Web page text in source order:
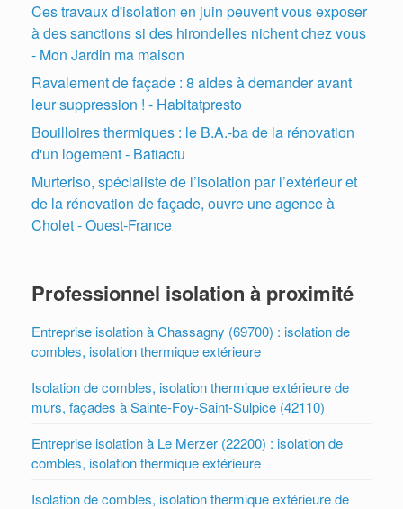
Ces travaux d'isolation en juin peuvent vous exposer
à des sanctions si des hirondelles nichent chez vous
- Mon Jardin ma maison
Ravalement de façade : 8 aides à demander avant
leur suppression ! - Habitatpresto
Bouilloires thermiques : le B.A.-ba de la rénovation
d'un logement - Batiactu
Murteriso, spécialiste de l’isolation par l’extérieur et
de la rénovation de façade, ouvre une agence à
Cholet - Ouest-France
Professionnel isolation à proximité
Entreprise isolation à Chassagny (69700) : isolation de
combles, isolation thermique extérieure
Isolation de combles, isolation thermique extérieure de
murs, façades à Sainte-Foy-Saint-Sulpice (42110)
Entreprise isolation à Le Merzer (22200) : isolation de
combles, isolation thermique extérieure
Isolation de combles, isolation thermique extérieure de